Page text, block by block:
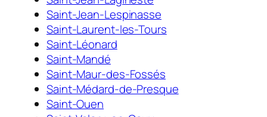
Saint-Jean-Lespinasse
Saint-Laurent-les-Tours
Saint-Léonard
Saint-Mandé
Saint-Maur-des-Fossés
Saint-Médard-de-Presque
Saint-Ouen